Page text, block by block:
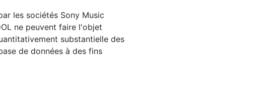
les sociétés Sony Music
ne peuvent faire l'objet
substantielle des
de données à des fins